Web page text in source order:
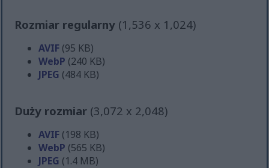
Rozmiar regularny (1,536 x 1,024)
AVIF (95 KB)
WebP (240 KB)
JPEG (484 KB)
Duży rozmiar (3,072 x 2,048)
AVIF (198 KB)
WebP (565 KB)
JPEG (1.4 MB)